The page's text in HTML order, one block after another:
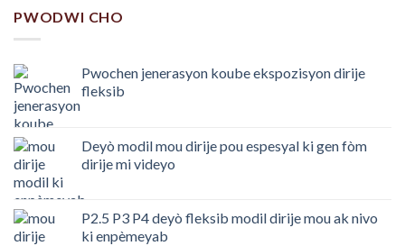
PWODWI CHO
Pwochen jenerasyon koube ekspozisyon dirije
fleksib
Deyò modil mou dirije pou espesyal ki gen fòm
dirije mi videyo
P2.5 P3 P4 deyò fleksib modil dirije mou ak nivo
ki enpèmeyab